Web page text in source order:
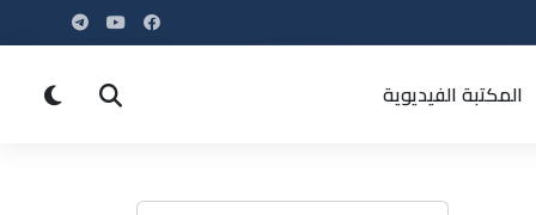
المكتبة الفيديوية